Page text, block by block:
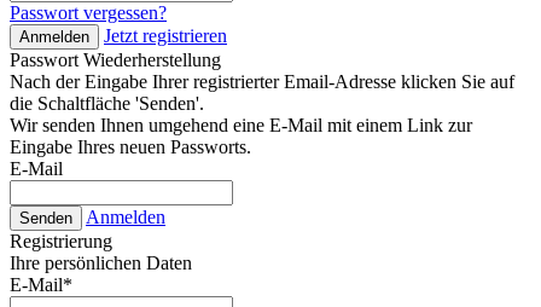
Passwort vergessen?
Anmelden
Jetzt registrieren
Passwort Wiederherstellung
Nach der Eingabe Ihrer registrierter Email-Adresse klicken Sie auf
die Schaltfläche 'Senden'.
Wir senden Ihnen umgehend eine E-Mail mit einem Link zur
Eingabe Ihres neuen Passworts.
E-Mail
Senden
Anmelden
Registrierung
Ihre persönlichen Daten
E-Mail*